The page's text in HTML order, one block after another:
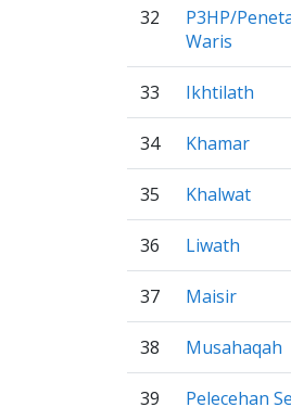
32
P3HP/
Waris
33 Ikhtilath
34 Khamar
35 Khalwat
36 Liwath
37 Maisir
38 Musahaqah
39 Pelecehan